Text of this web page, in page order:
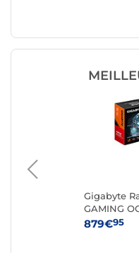
Gigabyte
GAMING
879€95